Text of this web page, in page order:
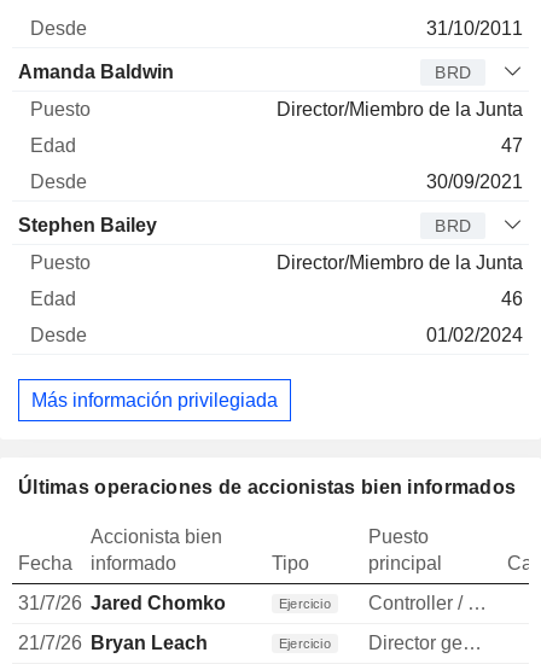
31/10/2011
Amanda Baldwin BRD
Director/Miembro de la Junta
47
30/09/2021
Stephen Bailey BRD
Director/Miembro de la Junta
46
01/02/2024
Más información privilegiada
Últimas operaciones de accionistas bien informados
Fecha
Accionista bien
informado
Tipo
Puesto
principal
31/7/26 Jared Chomko Ejercicio Controller / auditor
21/7/26 Bryan Leach Ejercicio Director general